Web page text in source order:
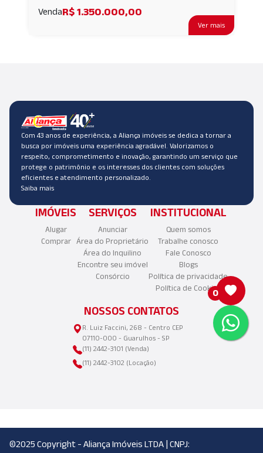
Ver mais
VendaR$ 1.350.000,00
Com 43 anos de experiência, a Aliança imóveis se dedica a tornar a
busca por imóveis uma experiência agradável. Valorizamos o
respeito, comprometimento e inovação, garantindo um serviço que
protege o patrimônio e os interesses dos clientes com soluções
eficientes e atendimento personalizado.
Saiba mais
IMÓVEIS
Alugar
Comprar
SERVIÇOS
Anunciar
Área do Proprietário
Área do Inquilino
Encontre seu imóvel
Consórcio
INSTITUCIONAL
Quem somos
Trabalhe conosco
Fale Conosco
Blogs
Política de privacidade
Política de Cookies
NOSSOS CONTATOS
R. Luiz Faccini, 268 - Centro CEP
07110-000 - Guarulhos - SP
(11) 2442-3101 (Venda)
(11) 2442-3102 (Locação)
©2025 Copyright - Aliança Imóveis LTDA | CNPJ:
0